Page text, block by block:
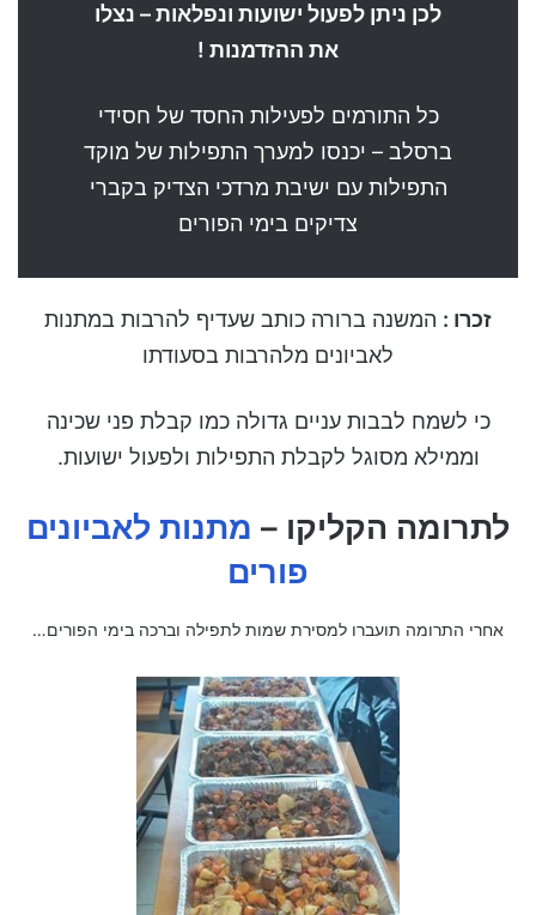
לכן ניתן לפעול ישועות ונפלאות – נצלו
את ההזדמנות !
כל התורמים לפעילות החסד של חסידי
ברסלב – יכנסו למערך התפילות של מוקד
התפילות עם ישיבת מרדכי הצדיק בקברי
צדיקים בימי הפורים
זכרו : המשנה ברורה כותב שעדיף להרבות במתנות
לאביונים מלהרבות בסעודתו
כי לשמח לבבות עניים גדולה כמו קבלת פני שכינה
וממילא מסוגל לקבלת התפילות ולפעול ישועות.
לתרומה הקליקו – מתנות לאביונים
פורים
אחרי התרומה תועברו למסירת שמות לתפילה וברכה בימי הפורים…